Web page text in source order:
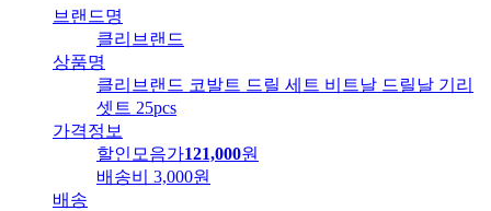
브랜드명
클리브랜드
상품명
클리브랜드 코발트 드릴 세트 비트날 드릴날 기리
셋트 25pcs
가격정보
할인모음가121,000원
배송비
3,000원
배송